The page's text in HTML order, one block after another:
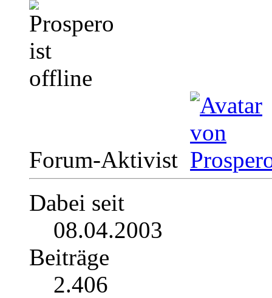
Forum-Aktivist
Dabei seit
08.04.2003
Beiträge
2.406